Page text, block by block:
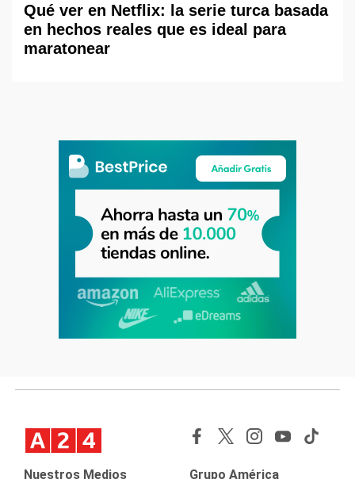
Qué ver en Netflix: la serie turca basada
en hechos reales que es ideal para
maratonear
Nuestros Medios Grupo América